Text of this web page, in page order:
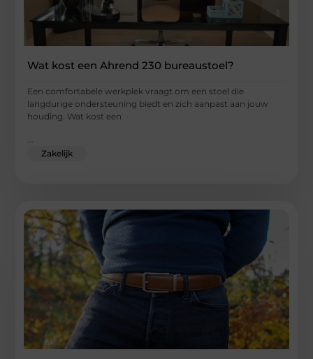
Wat kost een Ahrend 230 bureaustoel?
Een comfortabele werkplek vraagt om een stoel die
langdurige ondersteuning biedt en zich aanpast aan jouw
houding. Wat kost een
Zakelijk